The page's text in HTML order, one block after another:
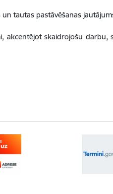
tautas pastāvēšanas
akcentējot skaidrojošu darbu,